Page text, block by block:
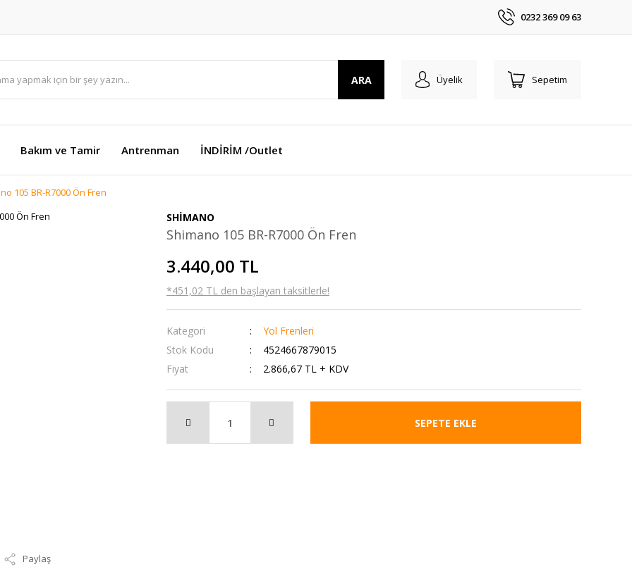
0232 369 09 63
ARA Üyelik Sepetim
Bakım ve Tamir Antrenman İNDİRİM /Outlet
105 BR-R7000 Ön Fren
Paylaş
SHİMANO
Shimano 105 BR-R7000 Ön Fren
3.440,00 TL
*451,02 TL den başlayan taksitlerle!
Kategori
Yol Frenleri
Stok Kodu
4524667879015
Fiyat
2.866,67 TL + KDV
SEPETE EKLE